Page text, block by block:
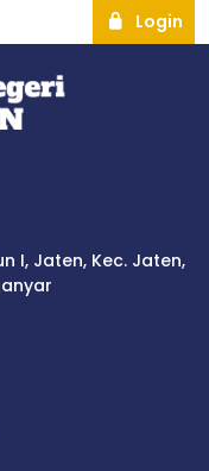
Login
I, Jaten, Kec. Jaten,